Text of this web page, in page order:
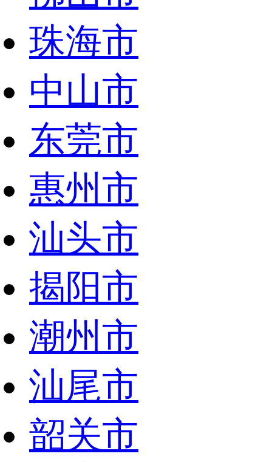
珠海市
中山市
东莞市
惠州市
汕头市
揭阳市
潮州市
汕尾市
韶关市